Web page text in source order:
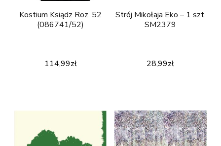
Kostium Ksiądz Roz. 52
(086741/52)
114,99zł
Strój Mikołaja Eko – 1 szt.
SM2379
28,99zł